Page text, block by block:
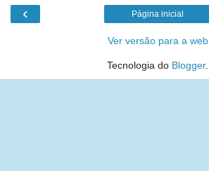
‹ Página inicial
Ver versão para a web
Tecnologia do Blogger.